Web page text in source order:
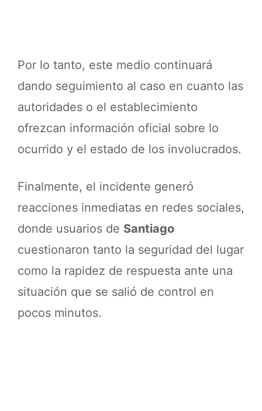
Por lo tanto, este medio continuará
dando seguimiento al caso en cuanto las
autoridades o el establecimiento
ofrezcan información oficial sobre lo
ocurrido y el estado de los involucrados.
Finalmente, el incidente generó
reacciones inmediatas en redes sociales,
donde usuarios de Santiago
cuestionaron tanto la seguridad del lugar
como la rapidez de respuesta ante una
situación que se salió de control en
pocos minutos.